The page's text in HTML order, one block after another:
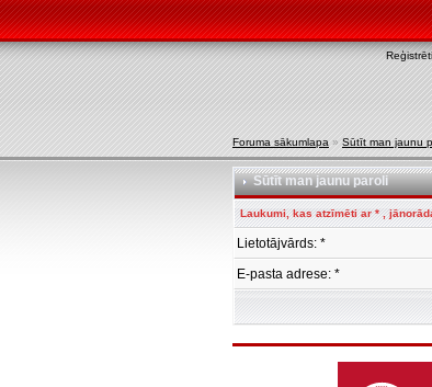
Foruma sākumlapa » Sūtīt man jaunu
Sūtīt man jaunu paroli
Laukumi, kas atzīmēti ar * ,
Lietotājvārds: *
E-pasta adrese: *